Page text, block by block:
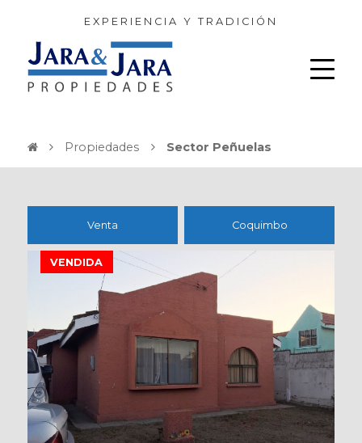
EXPERIENCIA Y TRADICIÓN
Propiedades Sector Peñuelas
Venta Coquimbo
VENDIDA